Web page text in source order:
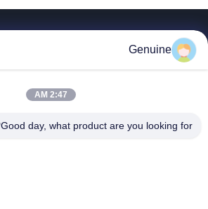
حول بنا
ضبط الجودة
Genuine
2:47 AM
Good day, what product are you looking for?